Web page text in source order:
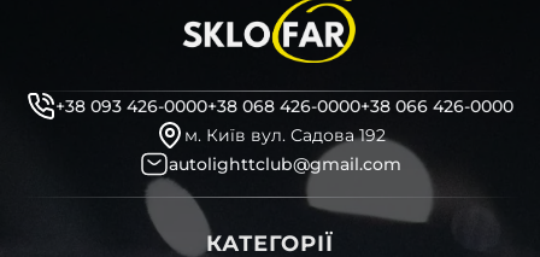
+38 093 426-0000+38 068 426-0000+38 066 426-0000
м. Київ вул. Садова 192
autolighttclub@gmail.com
КАТЕГОРІЇ